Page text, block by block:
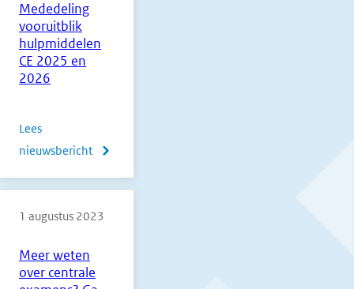
Mededeling
vooruitblik
hulpmiddelen
CE 2025 en
2026
Lees
nieuwsbericht
over
hulpmiddelen
Meer weten
over centrale
1 augustus 2023